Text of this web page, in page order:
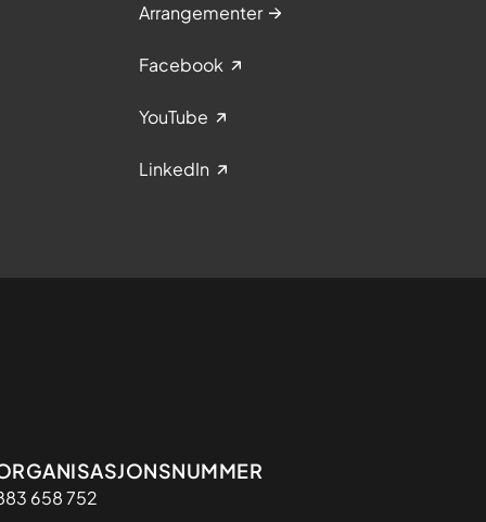
Arrangementer
Facebook
YouTube
LinkedIn
658 752